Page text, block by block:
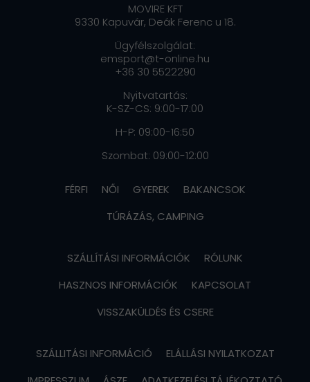
MOVIRE KFT
9330 Kapuvár, Deák Ferenc u 18.
Ügyfélszolgálat:
emsport@t-online.hu
+36 30 5522290
Nyitvatartás:
K-SZ-CS: 9:00-17:00
H-P: 09:00-16:50
Szombat: 09:00-12:00
FÉRFI NŐI GYEREK
BAKANCSOK
TÚRÁZÁS, CAMPING
SZÁLLÍTÁSI INFORMÁCIÓK
RÓLUNK
HASZNOS INFORMÁCIÓK
KAPCSOLAT
VISSZAKÜLDÉS ÉS CSERE
SZÁLLITÁSI INFORMÁCIÓ
ELÁLLÁSI NYILATKOZAT